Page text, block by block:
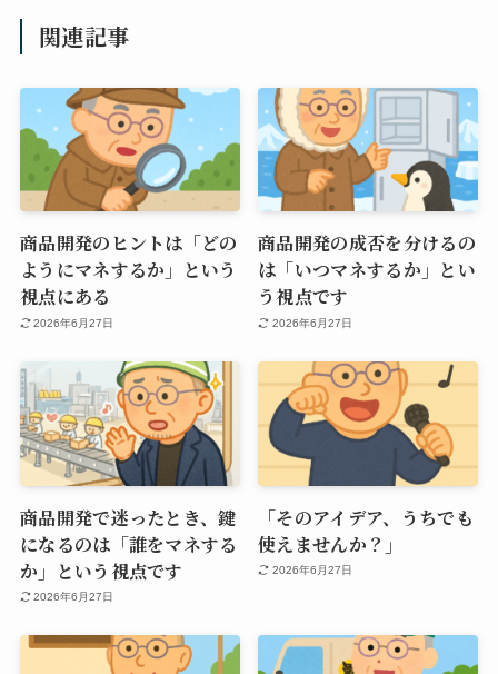
関連記事
商品開発のヒントは「どの
ようにマネするか」という
視点にある
2026年6月27日
商品開発の成否を分けるの
は「いつマネするか」とい
う視点です
2026年6月27日
商品開発で迷ったとき、鍵
になるのは「誰をマネする
か」という視点です
2026年6月27日
「そのアイデア、うちでも
使えませんか？」
2026年6月27日